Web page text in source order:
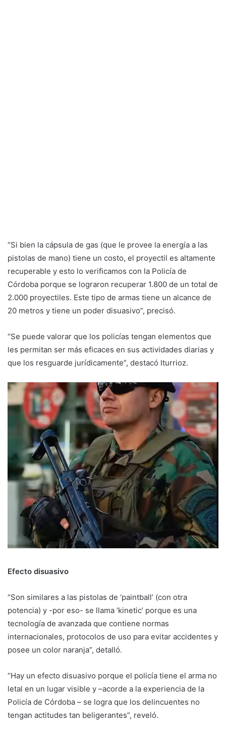
“Si bien la cápsula de gas (que le provee la energía a las
pistolas de mano) tiene un costo, el proyectil es altamente
recuperable y esto lo verificamos con la Policía de
Córdoba porque se lograron recuperar 1.800 de un total de
2.000 proyectiles. Este tipo de armas tiene un alcance de
20 metros y tiene un poder disuasivo”, precisó.
“Se puede valorar que los policías tengan elementos que
les permitan ser más eficaces en sus actividades diarias y
que los resguarde jurídicamente”, destacó Iturrioz.
Efecto disuasivo
“Son similares a las pistolas de ‘paintball’ (con otra
potencia) y -por eso- se llama ‘kinetic’ porque es una
tecnología de avanzada que contiene normas
internacionales, protocolos de uso para evitar accidentes y
posee un color naranja”, detalló.
“Hay un efecto disuasivo porque el policía tiene el arma no
letal en un lugar visible y –acorde a la experiencia de la
Policía de Córdoba – se logra que los delincuentes no
tengan actitudes tan beligerantes”, reveló.